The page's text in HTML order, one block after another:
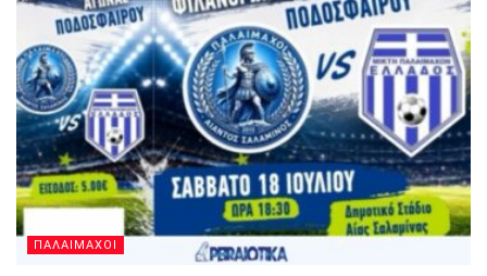
ΠΑΛΑΙΜΑΧΟΙ